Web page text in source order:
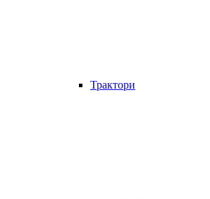
Трактори